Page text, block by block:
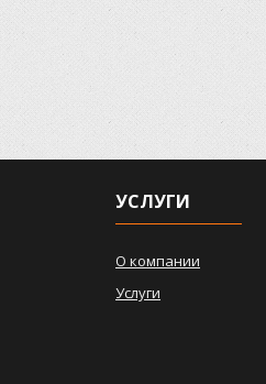
УСЛУГИ
О компании
Услуги